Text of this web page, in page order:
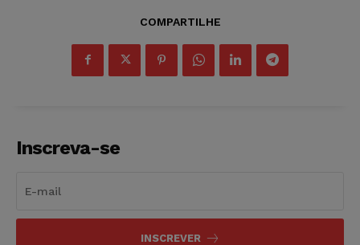
COMPARTILHE
Inscreva-se
INSCREVER